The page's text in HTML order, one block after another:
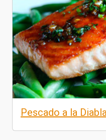
Pescado a la Diabla